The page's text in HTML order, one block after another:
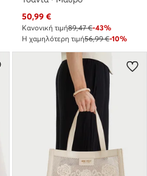
Τρέχουσα τιμή
50,99 €
Κανονική τιμή89,47 €-43%
Η χαμηλότερη τιμή56,99 €-10%